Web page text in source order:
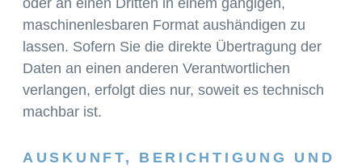
oder an einen Dritten in einem gängigen,
maschinenlesbaren Format aushändigen zu
lassen. Sofern Sie die direkte Übertragung der
Daten an einen anderen Verantwortlichen
verlangen, erfolgt dies nur, soweit es technisch
machbar ist.
AUSKUNFT, BERICHTIGUNG UND